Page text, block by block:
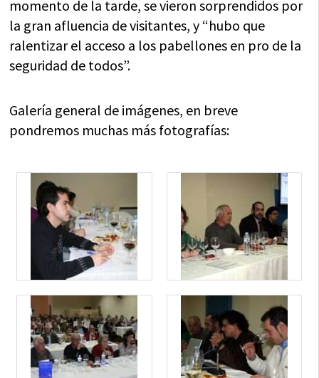
momento de la tarde, se vieron sorprendidos por
la gran afluencia de visitantes, y “hubo que
ralentizar el acceso a los pabellones en pro de la
seguridad de todos”.
Galería general de imágenes, en breve
pondremos muchas más fotografías: